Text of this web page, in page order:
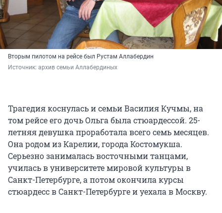
Вторым пилотом на рейсе был Рустам Аллабердин
Источник: архив семьи Аллабердиных
Трагедия коснулась и семьи Василия Кучмы, на
том рейсе его дочь Ольга была стюардессой. 25-
летняя девушка проработала всего семь месяцев.
Она родом из Карелии, города Костомукша.
Серьезно занималась восточными танцами,
училась в университете мировой культуры в
Санкт-Петербурге, а потом окончила курсы
стюардесс в Санкт-Петербурге и уехала в Москву.